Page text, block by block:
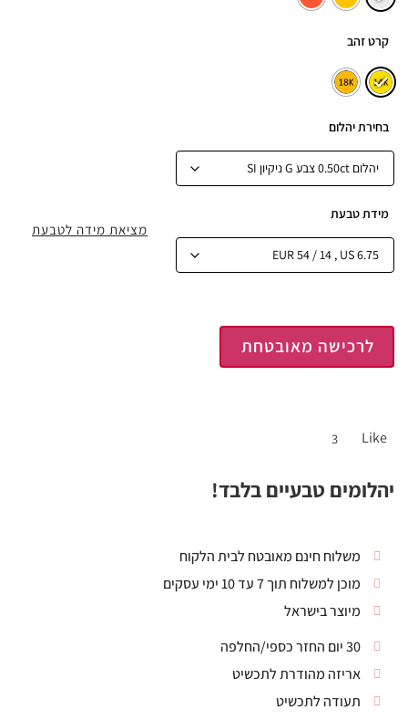
קרט זהב
בחירת יהלום
מידת טבעת
לרכישה מאובטחת
Like
3
מציאת מידה לטבעת
יהלומים טבעיים בלבד!
משלוח חינם מאובטח לבית הלקוח
מוכן למשלוח תוך 7 עד 10 ימי עסקים
מיוצר בישראל
30 יום החזר כספי/החלפה
אריזה מהודרת לתכשיט
תעודה לתכשיט